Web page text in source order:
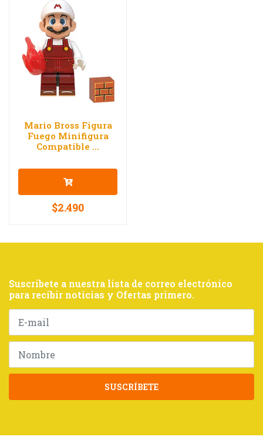
Mario Bross Figura
Fuego Minifigura
Compatible ...
$2.490
Suscríbete a nuestra lista de correo electrónico
para recibir noticias y Ofertas primero.
SUSCRÍBETE